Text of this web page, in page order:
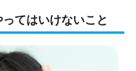
てはいけないこと